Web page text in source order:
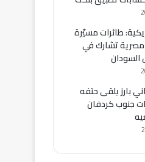
طائرات مسيّرة
تشارك في
السودان
بارز يلقى حتفه
جنوب كردفان